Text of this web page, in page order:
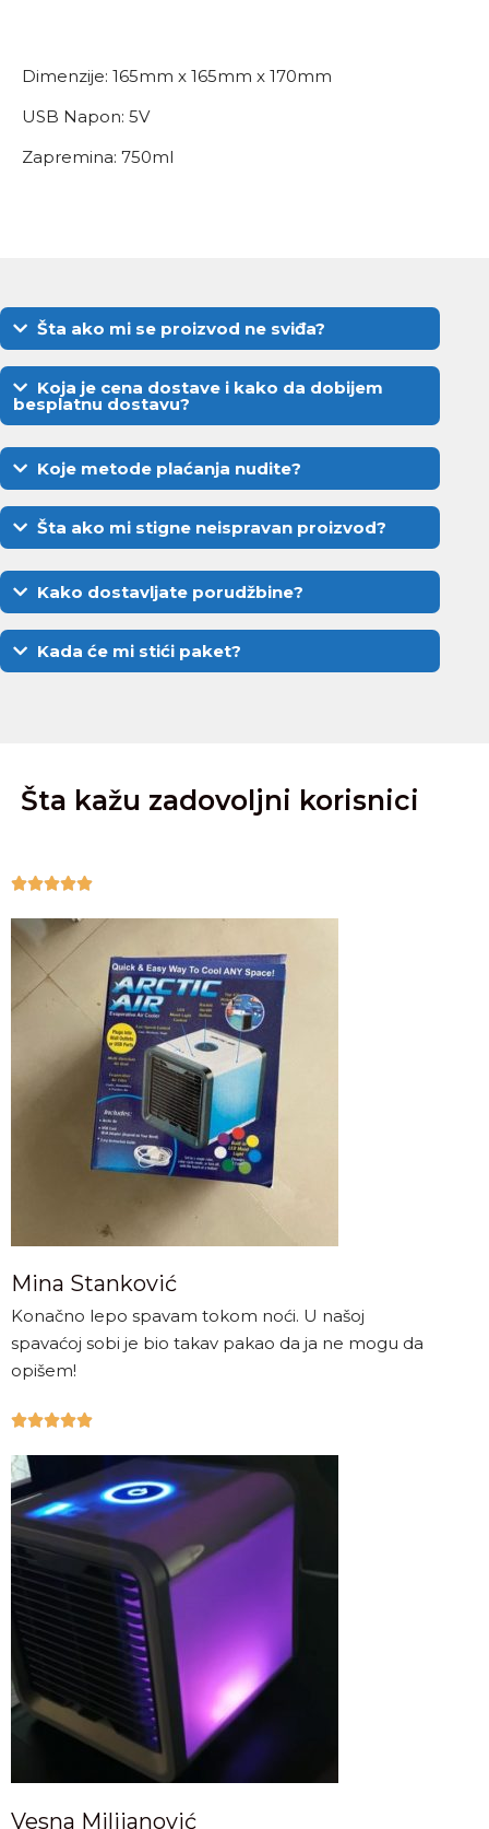
Dimenzije: 165mm x 165mm x 170mm
USB Napon: 5V
Zapremina: 750ml
Šta ako mi se proizvod ne sviđa?
Koja je cena dostave i kako da dobijem
besplatnu dostavu?
Koje metode plaćanja nudite?
Šta ako mi stigne neispravan proizvod?
Kako dostavljate porudžbine?
Kada će mi stići paket?
Šta kažu zadovoljni korisnici

Mina Stanković
Konačno lepo spavam tokom noći. U našoj
spavaćoj sobi je bio takav pakao da ja ne mogu da
opišem!

Vesna Milijanović